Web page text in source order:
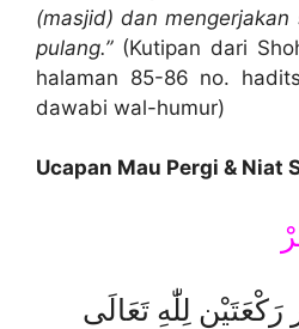
(masjid) dan
pulang.”(Kutipan dari
halaman 85-86 no.
dawabi wal-humur)
Ucapan Mau Pergi & Niat
لِلّٰهِ تَعَالَى